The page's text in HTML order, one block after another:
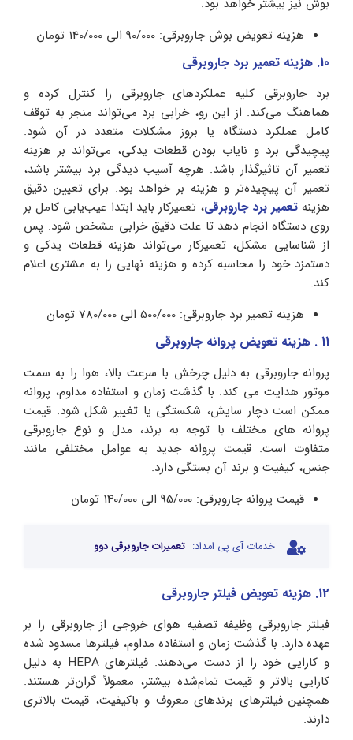
هزینه تعویض بوش جاروبرقی: 90/000 الی 140/000 تومان
10. هزینه تعمیر برد جاروبرقی
برد جاروبرقی کلیه عملکردهای جاروبرقی را کنترل کرده و
هماهنگ می‌کند. از این رو، خرابی برد می‌تواند منجر به توقف
کامل عملکرد دستگاه یا بروز مشکلات متعدد در آن شود.
پیچیدگی برد و نایاب بودن قطعات یدکی، می‌تواند بر هزینه
تعمیر آن تاثیرگذار باشد. هرچه آسیب دیدگی برد بیشتر باشد،
تعمیر آن پیچیده‌تر و هزینه بر خواهد بود. برای تعیین دقیق
هزینهتعمیر برد جاروبرقی، تعمیرکار باید ابتدا عیب‌یابی کامل بر
روی دستگاه انجام دهد تا علت دقیق خرابی مشخص شود. پس
از شناسایی مشکل، تعمیرکار می‌تواند هزینه قطعات یدکی و
دستمزد خود را محاسبه کرده و هزینه نهایی را به مشتری اعلام
کند.
هزینه تعمیر برد جاروبرقی: 500/000 الی 780/000 تومان
11 . هزینه تعویض پروانه جاروبرقی
پروانه جاروبرقی به دلیل چرخش با سرعت بالا، هوا را به سمت
موتور هدایت می کند. با گذشت زمان و استفاده مداوم، پروانه
ممکن است دچار سایش، شکستگی یا تغییر شکل شود. قیمت
پروانه های مختلف با توجه به برند، مدل و نوع جاروبرقی
متفاوت است. قیمت پروانه جدید به عوامل مختلفی مانند
جنس، کیفیت و برند آن بستگی دارد.
قیمت پروانه جاروبرقی: 95/000 الی 140/000 تومان
خدمات آی پی امداد: تعمیرات جاروبرقی دوو
12. هزینه تعویض فیلتر جاروبرقی
فیلتر جاروبرقی وظیفه تصفیه هوای خروجی از جاروبرقی را بر
عهده دارد. با گذشت زمان و استفاده مداوم، فیلترها مسدود شده
و کارایی خود را از دست می‌دهند. فیلترهای HEPA به دلیل
کارایی بالاتر و قیمت تمام‌شده بیشتر، معمولاً گران‌تر هستند.
همچنین فیلترهای برندهای معروف و باکیفیت، قیمت بالاتری
دارند.